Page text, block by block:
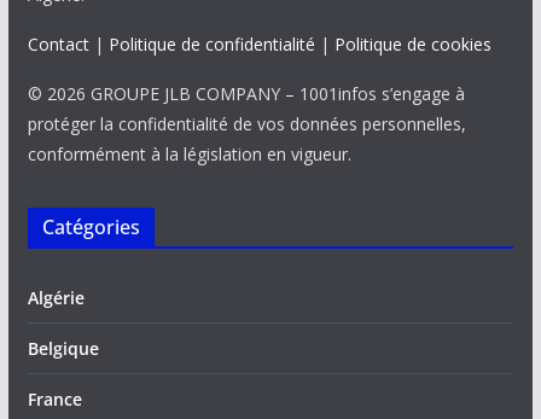
Contact| Politique de confidentialité | Politique de cookies
© 2026 GROUPE JLB COMPANY – 1001infos s’engage à
protéger la confidentialité de vos données personnelles,
conformément à la législation en vigueur.
Catégories
Algérie
Belgique
France